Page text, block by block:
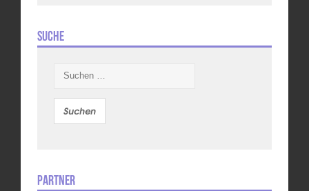
Suche
nach:
Partner